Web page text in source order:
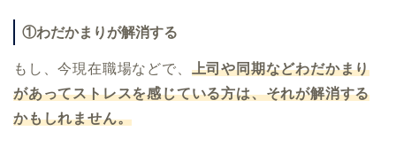
①わだかまりが解消する
もし、今現在職場などで、 上司や同期などわだかまり
があってストレスを感じている方は、それが解消する
かもしれません。